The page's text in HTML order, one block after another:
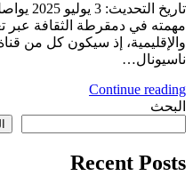
تاريخ
مهمته في دمقرطة الثقافة عبر
والإقليمية، إذ سيكون كل من
ناسيونال…
Continue reading
البحث
Recent Posts